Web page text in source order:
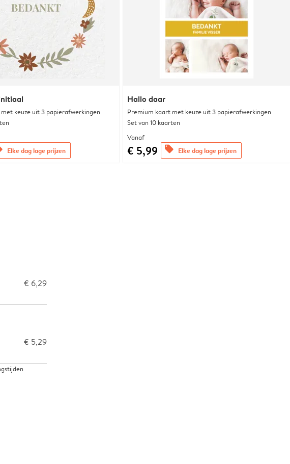
keuze uit 3 papierafwerkingen
Elke dag lage prijzen
Hallo daar
Premium kaart met keuze uit 3 papierafwerkingen
Set van 10 kaarten
Vanaf
€ 5,99 offers Elke dag lage prijzen
€ 6,29
€ 5,29